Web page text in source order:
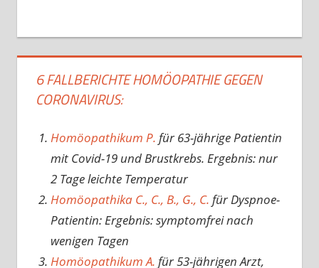
6 FALLBERICHTE HOMÖOPATHIE GEGEN
CORONAVIRUS:
Homöopathikum P. für 63-jährige Patientin
mit Covid-19 und Brustkrebs. Ergebnis: nur
2 Tage leichte Temperatur
Homöopathika C., C., B., G., C. für Dyspnoe-
Patientin: Ergebnis: symptomfrei nach
wenigen Tagen
Homöopathikum A. für 53-jährigen Arzt,